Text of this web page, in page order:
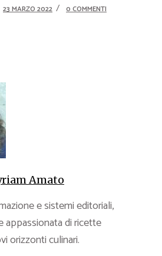
23 MARZO 2022 0 COMMENTI
Amato
e sistemi editoriali,
appassionata di ricette
orizzonti culinari.